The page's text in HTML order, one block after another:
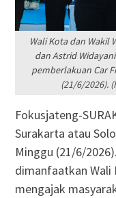
Wali Kota dan Wakil
dan Astrid
pemberlakuan Car
(21/6/2026).
Fokusjateng-
Surakarta atau
Minggu (21/6/
dimanfaatkan Wali
mengajak